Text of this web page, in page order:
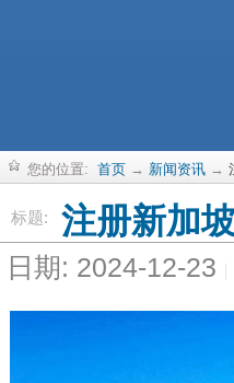
您的位置: 首页 → 新闻资讯 →
标题: 注册新加
日期: 2024-12-23